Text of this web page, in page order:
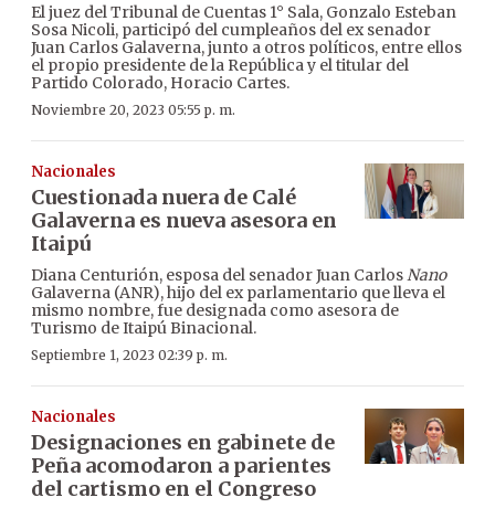
El juez del Tribunal de Cuentas 1° Sala, Gonzalo Esteban
Sosa Nicoli, participó del cumpleaños del ex senador
Juan Carlos Galaverna, junto a otros políticos, entre ellos
el propio presidente de la República y el titular del
Partido Colorado, Horacio Cartes.
Noviembre 20, 2023 05:55 p. m.
Nacionales
Cuestionada nuera de Calé
Galaverna es nueva asesora en
Itaipú
Diana Centurión, esposa del senador Juan CarlosNano
Galaverna (ANR), hijo del ex parlamentario que lleva el
mismo nombre, fue designada como asesora de
Turismo de Itaipú Binacional.
Septiembre 1, 2023 02:39 p. m.
Nacionales
Designaciones en gabinete de
Peña acomodaron a parientes
del cartismo en el Congreso